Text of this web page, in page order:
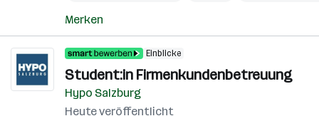
Merken
Einblicke
Student:in Firmenkundenbetreuung
Hypo Salzburg
Heute veröffentlicht